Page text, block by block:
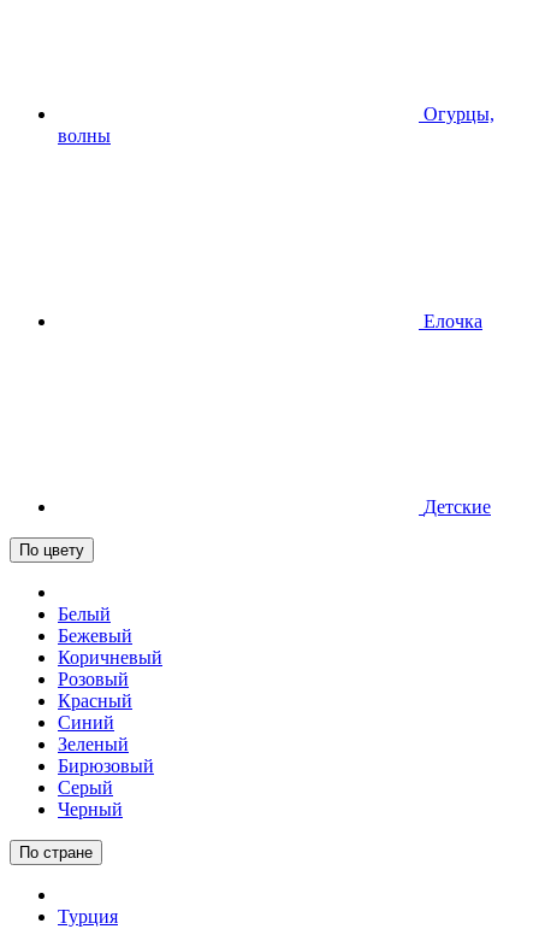
Огурцы,
волны
Елочка
Детские
По цвету
Белый
Бежевый
Коричневый
Розовый
Красный
Синий
Зеленый
Бирюзовый
Серый
Черный
По стране
Турция